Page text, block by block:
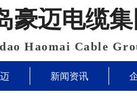
新闻资讯
豪迈电缆
Haomai Cable